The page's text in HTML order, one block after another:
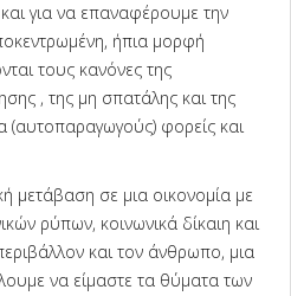
για να επαναφέρουμε την
ήπια μορφή
τους κανόνες της
, της μη σπατάλης και της
(αυτοπαραγωγούς) φορείς και
μετάβαση σε μια οικονομία με
ρύπων, κοινωνικά δίκαιη και
και τον άνθρωπο, μια
να είμαστε τα θύματα των